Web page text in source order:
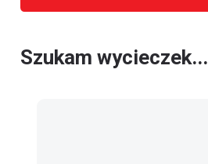
Szukam wycieczek...